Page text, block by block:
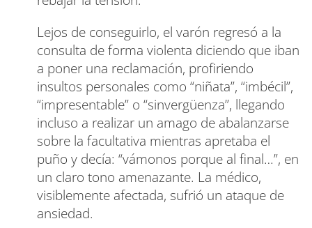
Lejos de conseguirlo, el varón regresó a la
consulta de forma violenta diciendo que iban
a poner una reclamación, profiriendo
insultos personales como “niñata”, “imbécil”,
“impresentable” o “sinvergüenza”, llegando
incluso a realizar un amago de abalanzarse
sobre la facultativa mientras apretaba el
puño y decía: “vámonos porque al final…”, en
un claro tono amenazante. La médico,
visiblemente afectada, sufrió un ataque de
ansiedad.